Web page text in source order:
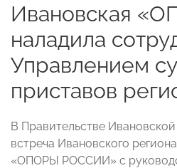
Ивановская
наладила
Управлением
приставов
В Правительстве
встреча Ивановского
«ОПОРЫ РОССИИ» с